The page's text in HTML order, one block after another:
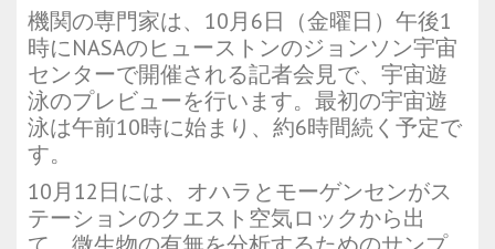
機関の専門家は、10月6日（金曜日）午後1
時にNASAのヒューストンのジョンソン宇宙
センターで開催される記者会見で、宇宙遊
泳のプレビューを行います。最初の宇宙遊
泳は午前10時に始まり、約6時間続く予定で
す。
10月12日には、オハラとモーゲンセンがス
テーションのクエスト空気ロックから出